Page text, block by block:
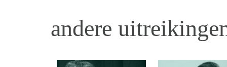
andere